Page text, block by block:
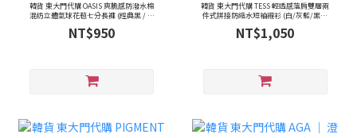
韓貨 東大門代購 OASIS 爽脆感防潑水棉
混紡立體氣球花苞七分長褲 (經典黑 / 溫
柔米 / 復古深灰)
NT$950
韓貨 東大門代購 TESS 輕透感落肩雙層兩
件式拼接防縮水短袖襯衫 (白/灰藍/黑）
付有內襯背心
NT$1,050